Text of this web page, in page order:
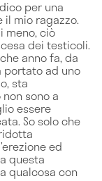
per una
mio ragazzo.
meno, ciò
dei testicoli.
anno fa, da
portato ad uno
sta
sono a
essere
So solo che
ed
questa
qualcosa con